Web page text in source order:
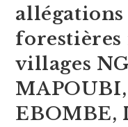
forestières
villages
EBOMBE,